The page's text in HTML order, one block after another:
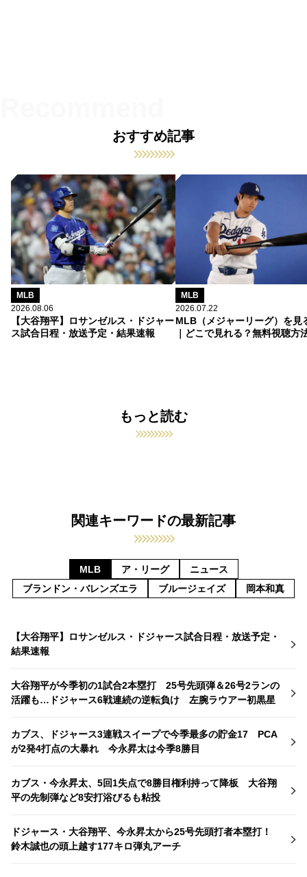
おすすめ記事
MLB
2026.08.06
【大谷翔平】ロサンゼルス・ドジャー
ス試合日程・放送予定・結果速報
MLB
2026.07.22
MLB（メジャーリーグ）を見
｜どこで見れる？無料視聴方
もっと読む
関連キーワードの最新記事
MLB ア・リーグ
ニュース
ブランドン・バレンズエラ
ブルージェイズ 岡本和真
【大谷翔平】ロサンゼルス・ドジャース試合日程・放送予定・
結果速報
大谷翔平が今季初の1試合2本塁打 25号先頭弾＆26号2ランの
活躍も…ドジャース6戦連続の逆転負け 左腕ラウアー初黒星
カブス、ドジャース3連戦スイープで今季最多の貯金17 PCA
が2発4打点の大暴れ 今永昇太は今季8勝目
カブス・今永昇太、5回1失点で8勝目権利持って降板 大谷翔
平の先制弾など8安打浴びるも粘投
ドジャース・大谷翔平、今永昇太から25号先頭打者本塁打！
鈴木誠也の頭上越す177キロ弾丸アーチ